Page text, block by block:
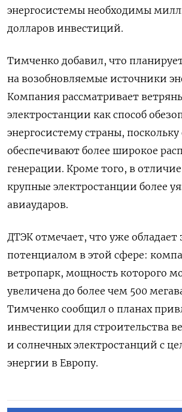
энергосистемы необходимы
долларов инвестиций.
Тимченко добавил, что
на возобновляемые источники
Компания рассматривает
электростанции как способ
энергосистему страны,
обеспечивают более широкое
генерации. Кроме того, в
крупные электростанции более
авиаударов.
ДТЭК отмечает, что уже
потенциалом в этой сфере:
ветропарк, мощность которого
увеличена до более чем 500
Тимченко сообщил о планах
инвестиции для строительства
и солнечных электростанций с
энергии в Европу.